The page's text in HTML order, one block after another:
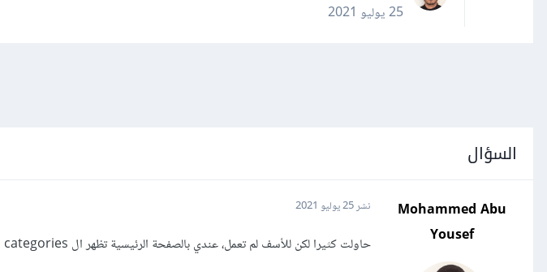
25 يوليو 2021
السؤال
Mohammed Abu
Yousef
نشر25 يوليو 2021
حاولت كثيرا لكن للأسف لم تعمل، عندي بالصفحة الرئيسية تظهر ال categories